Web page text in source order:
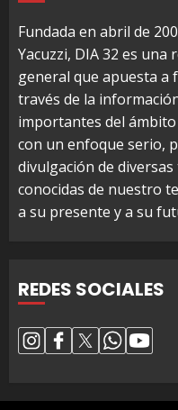
Fundada en abril de
Yacuzzi, DIA 32 es
general que apuesta a
través de la
importantes del
con un enfoque serio,
divulgación de
conocidas de nuestro
a su presente y a su
REDES SOCIALES